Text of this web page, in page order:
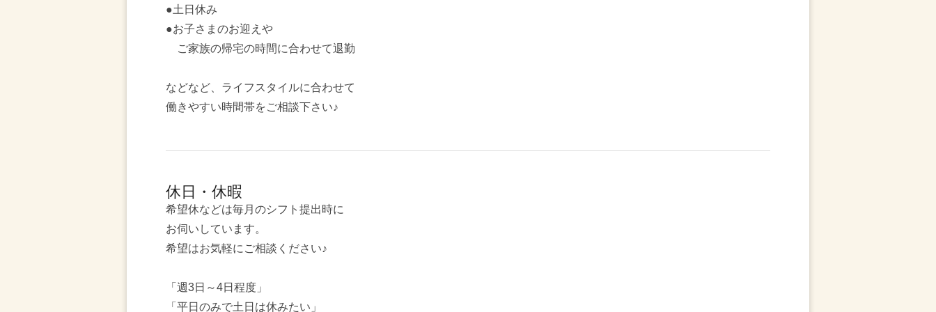
●土日休み
●お子さまのお迎えや
ご家族の帰宅の時間に合わせて退勤
などなど、ライフスタイルに合わせて
働きやすい時間帯をご相談下さい♪
休日・休暇
希望休などは毎月のシフト提出時に
お伺いしています。
希望はお気軽にご相談ください♪
「週3日～4日程度」
「平日のみで土日は休みたい」